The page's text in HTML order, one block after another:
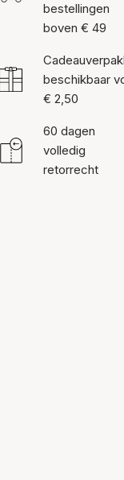
bestellingen
boven € 49
beschikbaar
€ 2,50
60 dagen
volledig
retorrecht